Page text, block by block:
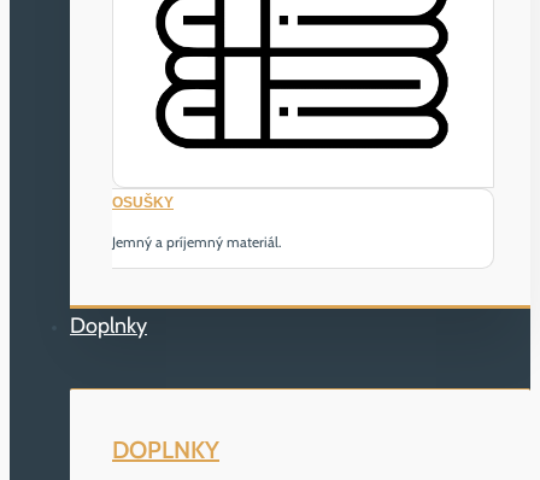
OSUŠKY
Jemný a príjemný materiál.
Doplnky
DOPLNKY